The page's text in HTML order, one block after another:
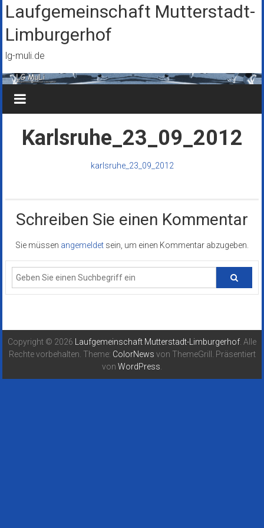
Zum
Inhalt
springen
Laufgemeinschaft Mutterstadt-
Limburgerhof
lg-muli.de
Karlsruhe_23_09_2012
karlsruhe_23_09_2012
Schreiben Sie einen Kommentar
Sie müssen angemeldet sein, um einen Kommentar abzugeben.
Copyright © 2026 Laufgemeinschaft Mutterstadt-Limburgerhof . Alle
Rechte vorbehalten. Theme: ColorNews von ThemeGrill. Präsentiert
von WordPress